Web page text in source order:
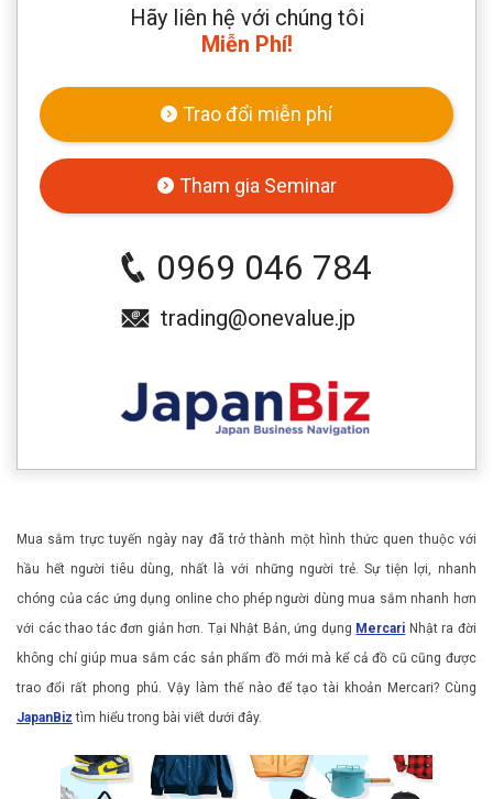
Hãy liên hệ với chúng tôi
Miễn Phí!
Trao đổi miễn phí
Tham gia Seminar
0969 046 784
trading@onevalue.jp
Mua sắm trực tuyến ngày nay đã trở thành một hình thức quen thuộc với
hầu hết người tiêu dùng, nhất là với những người trẻ. Sự tiện lợi, nhanh
chóng của các ứng dụng online cho phép người dùng mua sắm nhanh hơn
với các thao tác đơn giản hơn. Tại Nhật Bản, ứng dụng Mercari Nhật ra đời
không chỉ giúp mua sắm các sản phẩm đồ mới mà kể cả đồ cũ cũng được
trao đổi rất phong phú. Vậy làm thế nào để tạo tài khoản Mercari? Cùng
JapanBiz tìm hiểu trong bài viết dưới đây.